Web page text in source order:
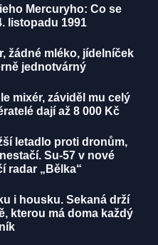
Mercuryho: Co se
listopadu 1991
žádné mléko, jídelníček
jednotvárný
mixér, záviděl mu celý
dají až 8 000 Kč
letadlo proti dronům,
Su-57 v nové
radar „Bělka“
i housku. Sekaná drží
kterou má doma každý